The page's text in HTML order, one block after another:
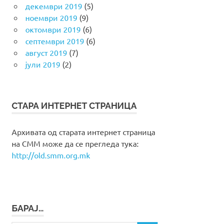
декември 2019 (5)
ноември 2019 (9)
октомври 2019 (6)
септември 2019 (6)
август 2019 (7)
јули 2019 (2)
СТАРА ИНТЕРНЕТ СТРАНИЦА
Архивата од старата интернет страница
на СММ може да се прегледа тука:
http://old.smm.org.mk
БАРАЈ…